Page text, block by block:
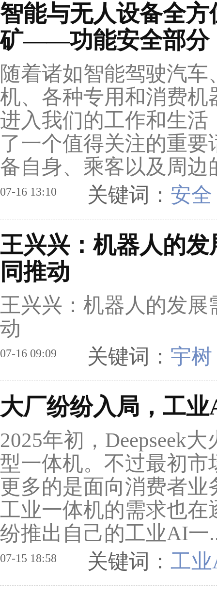
智能与无人设备全
矿——功能安全部分
随着诸如智能驾驶汽
机、各种专用和消费
进入我们的工作和生
了一个值得关注的重
备自身、乘客以及周边
07-16 13:10 关键词： 安
王兴兴：机器人的
同推动
王兴兴：机器人的发
动
07-16 09:09 关键词： 宇
大厂纷纷入局，工
2025年初，Deepseek
型一体机。不过最初
更多的是面向消费者
工业一体机的需求也
纷推出自己的工业AI一
07-15 18:58 关键词： 工